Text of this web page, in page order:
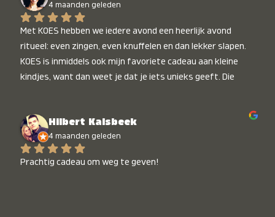
4 maanden geleden
Met KOES hebben we iedere avond een heerlijk avond
ritueel: even zingen, even knuffelen en dan lekker slapen.
KOES is inmiddels ook mijn favoriete cadeau aan kleine
kindjes, want dan weet je dat je iets unieks geeft. Die
Hilbert Kalsbeek
4 maanden geleden
Prachtig cadeau om weg te geven!